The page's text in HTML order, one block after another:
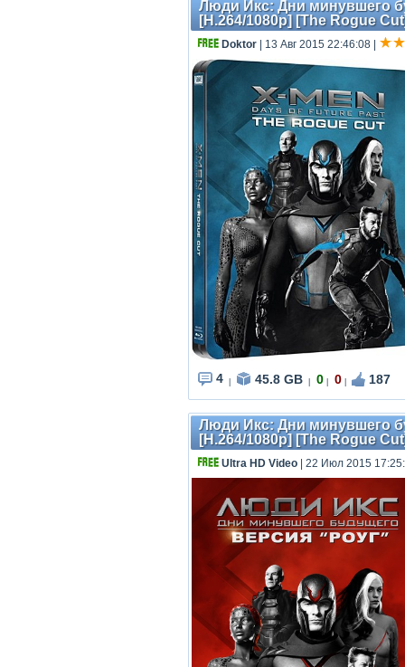
Люди Икс: Дни минувшего
[H.264/1080p] [The Rogue
Doktor | 13 Авг 2015 22:46:08
4 45.8 GB 0 0 187
Люди Икс: Дни минувшего
[H.264/1080p] [The Rogue
Ultra HD Video | 22 Июл 2015